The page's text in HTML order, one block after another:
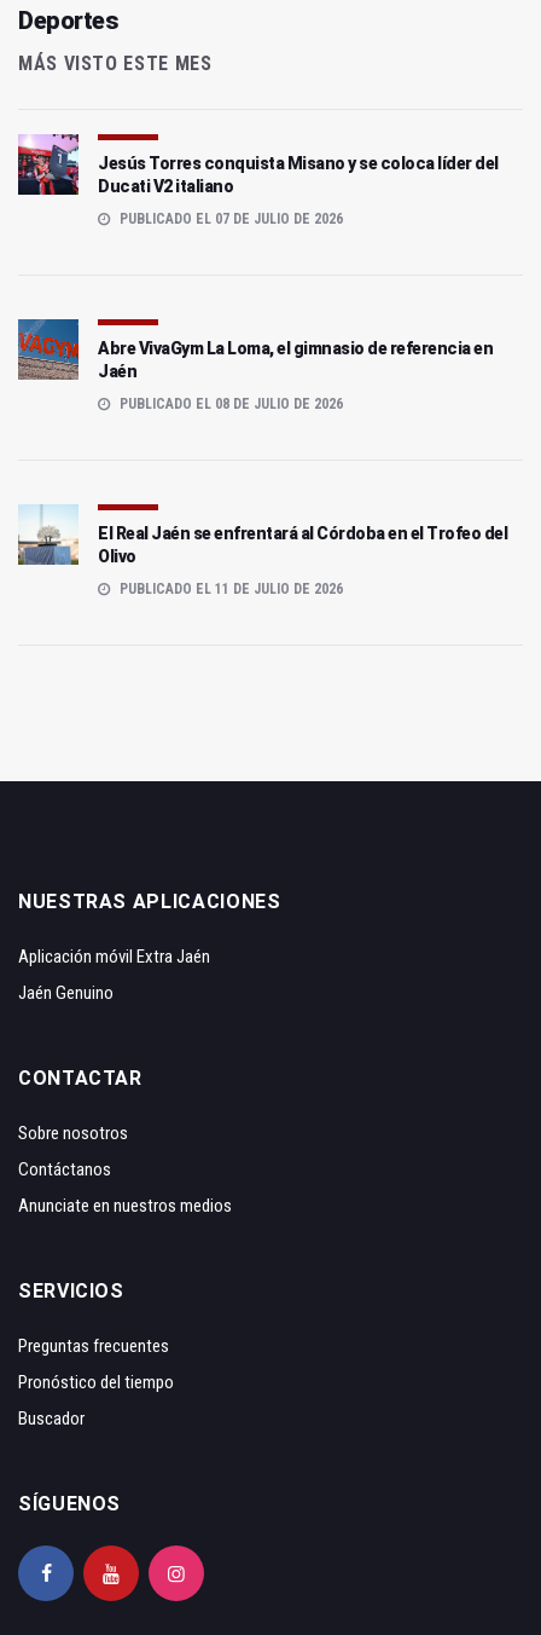
Deportes
MÁS VISTO ESTE MES
Jesús Torres conquista Misano y se coloca líder del
Ducati V2 italiano
PUBLICADO EL 07 DE JULIO DE 2026
Abre VivaGym La Loma, el gimnasio de referencia en
Jaén
PUBLICADO EL 08 DE JULIO DE 2026
El Real Jaén se enfrentará al Córdoba en el Trofeo del
Olivo
PUBLICADO EL 11 DE JULIO DE 2026
NUESTRAS APLICACIONES
Aplicación móvil Extra Jaén
Jaén Genuino
CONTACTAR
Sobre nosotros
Contáctanos
Anunciate en nuestros medios
SERVICIOS
Preguntas frecuentes
Pronóstico del tiempo
Buscador
SÍGUENOS